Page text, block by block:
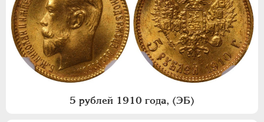
5 рублей 1910 года, (ЭБ)